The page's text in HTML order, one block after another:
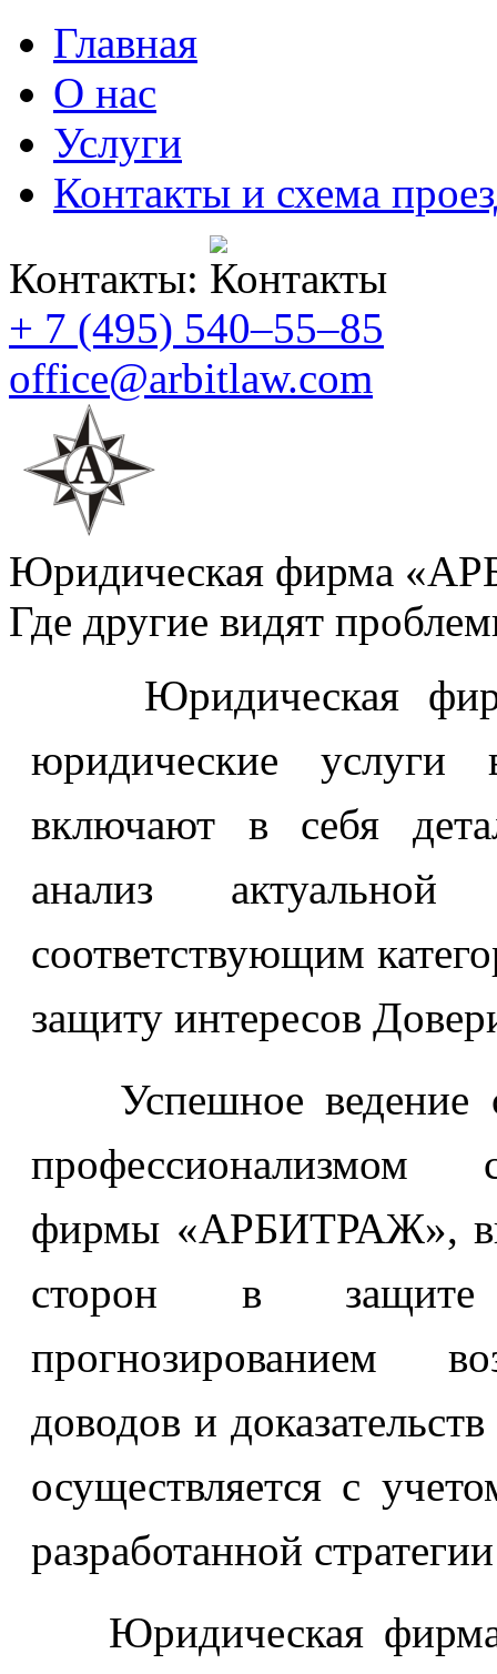
Главная
О нас
Услуги
Контакты и схема
Контакты:
+ 7 (495) 540–55–85
office@arbitlaw.com
Юридическая фирма
Где другие видят
Юридическая
юридические услуги
включают в себя
анализ
соответствующим
защиту интересов
Успешное ведение
профессионализмом
фирмы «АРБИТРАЖ»,
сторон в защите
прогнозированием
доводов и
осуществляется с
разработанной
Юридическая